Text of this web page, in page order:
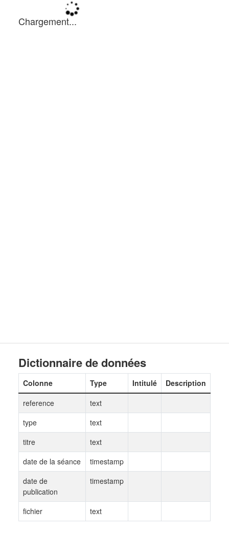
Dictionnaire de données
Colonne Type Intitulé
Description
reference
text
type
text
titre
text
date de la séance
timestamp
date de
publication
timestamp
fichier text